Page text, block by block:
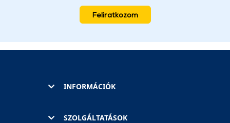
Feliratkozom
INFORMÁCIÓK
SZOLGÁLTATÁSOK